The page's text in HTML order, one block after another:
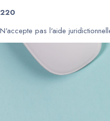
220
N'accepte pas l'aide